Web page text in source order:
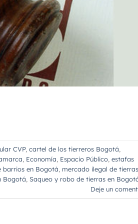
CVP, cartel de los tierreros Bogotá,
, Economía, Espacio Público, estafas
barrios en Bogotá, mercado ilegal de tierras
Bogotá, Saqueo y robo de tierras en
Deje un